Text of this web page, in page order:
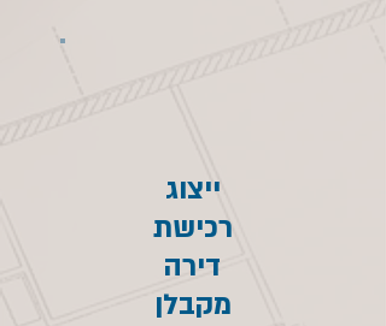
ייצוג
רכישת
דירה
מקבלן